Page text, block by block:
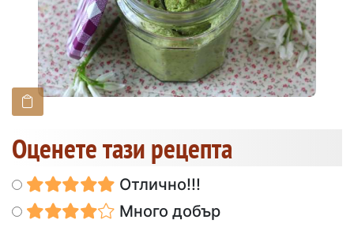
Оценете тази рецепта
Отлично!!!
Много добър